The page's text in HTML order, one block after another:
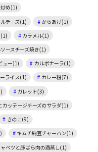
め(1)
チーズ(1)
からあげ(1)
カラメル(1)
ースチーズ焼き(1)
ュー(1)
カルボナーラ(1)
ライス(1)
カレー粉(7)
ガレット(3)
カッテージチーズのサラダ(1)
きのこ(9)
キムチ納豆チャーハン(1)
ベツと豚ばら肉の酒蒸し(1)